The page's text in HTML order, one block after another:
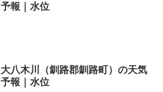
予報｜水位
大八木川（釧路郡釧路町）の天気
予報｜水位